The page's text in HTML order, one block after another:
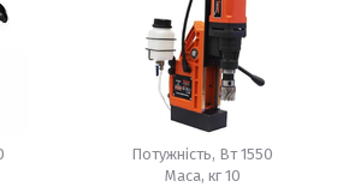
Потужність, Вт 1550
Маса, кг 10